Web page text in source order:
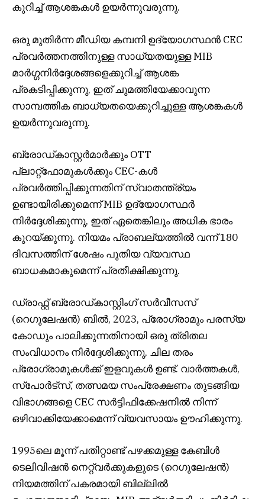
കുറിച്ച് ആശങ്കകൾ ഉയർന്നുവരുന്നു.
ഒരു മുതിർന്ന മീഡിയ കമ്പനി ഉദ്യോഗസ്ഥൻ CEC
പ്രവർത്തനത്തിനുള്ള സാധ്യതയുള്ള MIB
മാർഗ്ഗനിർദ്ദേശങ്ങളെക്കുറിച്ച് ആശങ്ക
പ്രകടിപ്പിക്കുന്നു, ഇത് ചുമത്തിയേക്കാവുന്ന
സാമ്പത്തിക ബാധ്യതയെക്കുറിച്ചുള്ള ആശങ്കകൾ
ഉയർന്നുവരുന്നു.
ബ്രോഡ്‌കാസ്റ്റർമാർക്കും OTT
പ്ലാറ്റ്‌ഫോമുകൾക്കും CEC-കൾ
പ്രവർത്തിപ്പിക്കുന്നതിന് സ്വാതന്ത്ര്യം
ഉണ്ടായിരിക്കുമെന്ന് MIB ഉദ്യോഗസ്ഥർ
നിർദ്ദേശിക്കുന്നു, ഇത് ഏതെങ്കിലും അധിക ഭാരം
കുറയ്ക്കുന്നു. നിയമം പ്രാബല്യത്തിൽ വന്ന് 180
ദിവസത്തിന് ശേഷം പുതിയ വ്യവസ്ഥ
ബാധകമാകുമെന്ന് പ്രതീക്ഷിക്കുന്നു.
ഡ്രാഫ്റ്റ് ബ്രോഡ്കാസ്റ്റിംഗ് സർവീസസ്
(റെഗുലേഷൻ) ബിൽ, 2023, പ്രോഗ്രാമും പരസ്യ
കോഡും പാലിക്കുന്നതിനായി ഒരു ത്രിതല
സംവിധാനം നിർദ്ദേശിക്കുന്നു, ചില തരം
പ്രോഗ്രാമുകൾക്ക് ഇളവുകൾ ഉണ്ട്. വാർത്തകൾ,
സ്‌പോർട്‌സ്, തത്സമയ സംപ്രേക്ഷണം തുടങ്ങിയ
വിഭാഗങ്ങളെ CEC സർട്ടിഫിക്കേഷനിൽ നിന്ന്
ഒഴിവാക്കിയേക്കാമെന്ന് വ്യവസായം ഊഹിക്കുന്നു.
1995ലെ മൂന്ന് പതിറ്റാണ്ട് പഴക്കമുള്ള കേബിൾ
ടെലിവിഷൻ നെറ്റ്‌വർക്കുകളുടെ (റെഗുലേഷൻ)
നിയമത്തിന് പകരമായി ബില്ലിൽ